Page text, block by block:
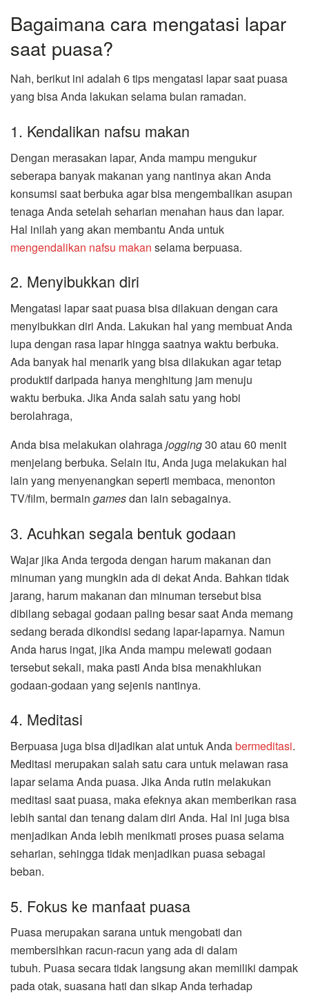
Bagaimana cara mengatasi lapar
saat puasa?
Nah, berikut ini adalah 6 tips mengatasi lapar saat puasa
yang bisa Anda lakukan selama bulan ramadan.
1. Kendalikan nafsu makan
Dengan merasakan lapar, Anda mampu mengukur
seberapa banyak makanan yang nantinya akan Anda
konsumsi saat berbuka agar bisa mengembalikan asupan
tenaga Anda setelah seharian menahan haus dan lapar.
Hal inilah yang akan membantu Anda untuk
mengendalikan nafsu makan selama berpuasa.
2. Menyibukkan diri
Mengatasi lapar saat puasa bisa dilakuan dengan cara
menyibukkan diri Anda. Lakukan hal yang membuat Anda
lupa dengan rasa lapar hingga saatnya waktu berbuka.
Ada banyak hal menarik yang bisa dilakukan agar tetap
produktif daripada hanya menghitung jam menuju
waktu berbuka. Jika Anda salah satu yang hobi
berolahraga,
Anda bisa melakukan olahragajogging30 atau 60 menit
menjelang berbuka. Selain itu, Anda juga melakukan hal
lain yang menyenangkan seperti membaca, menonton
TV/film, bermain gamesdan lain sebagainya.
3. Acuhkan segala bentuk godaan
Wajar jika Anda tergoda dengan harum makanan dan
minuman yang mungkin ada di dekat Anda. Bahkan tidak
jarang, harum makanan dan minuman tersebut bisa
dibilang sebagai godaan paling besar saat Anda memang
sedang berada dikondisi sedang lapar-laparnya. Namun
Anda harus ingat, jika Anda mampu melewati godaan
tersebut sekali, maka pasti Anda bisa menakhlukan
godaan-godaan yang sejenis nantinya.
4. Meditasi
Berpuasa juga bisa dijadikan alat untuk Andabermeditasi.
Meditasi merupakan salah satu cara untuk melawan rasa
lapar selama Anda puasa. Jika Anda rutin melakukan
meditasi saat puasa, maka efeknya akan memberikan rasa
lebih santai dan tenang dalam diri Anda. Hal ini juga bisa
menjadikan Anda lebih menikmati proses puasa selama
seharian, sehingga tidak menjadikan puasa sebagai
beban.
5. Fokus ke manfaat puasa
Puasa merupakan sarana untuk mengobati dan
membersihkan racun-racun yang ada di dalam
tubuh. Puasa secara tidak langsung akan memiliki dampak
pada otak, suasana hati dan sikap Anda terhadap